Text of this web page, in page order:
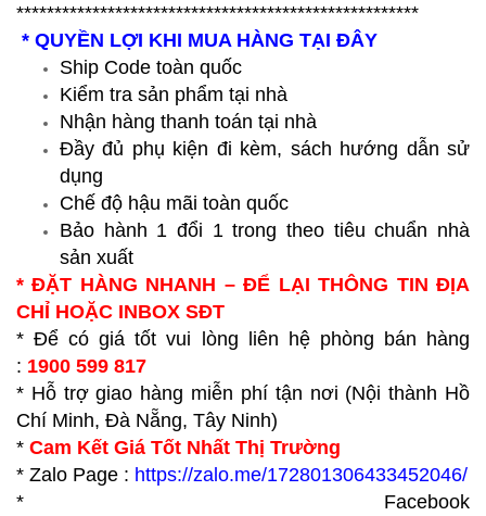
*****************************************************
* QUYỀN LỢI KHI MUA HÀNG TẠI ĐÂY
Ship Code toàn quốc
Kiểm tra sản phẩm tại nhà
Nhận hàng thanh toán tại nhà
Đầy đủ phụ kiện đi kèm, sách hướng dẫn sử
dụng
Chế độ hậu mãi toàn quốc
Bảo hành 1 đổi 1 trong theo tiêu chuẩn nhà
sản xuất
* ĐẶT HÀNG NHANH – ĐỂ LẠI THÔNG TIN ĐỊA
CHỈ HOẶC INBOX SĐT
* Để có giá tốt vui lòng liên hệ phòng bán hàng
: 1900 599 817
* Hỗ trợ giao hàng miễn phí tận nơi (Nội thành Hồ
Chí Minh, Đà Nẵng, Tây Ninh)
* Cam Kết Giá Tốt Nhất Thị Trường
* Zalo Page : https://zalo.me/172801306433452046/
* Facebook